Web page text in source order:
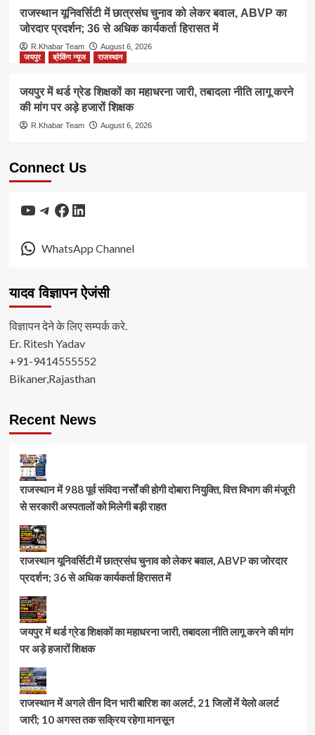
राजस्थान यूनिवर्सिटी में छात्रसंघ चुनाव को लेकर बवाल, ABVP का
जोरदार प्रदर्शन; 36 से अधिक कार्यकर्ता हिरासत में
R.Khabar Team
August 6, 2026
जयपुर
ब्रेकिंग न्यूज राजस्थान
जयपुर में थर्ड ग्रेड शिक्षकों का महाधरना जारी, तबादला नीति लागू करने
की मांग पर अड़े हजारों शिक्षक
R.Khabar Team August 6, 2026
Connect Us
YouTube
Telegram
Facebook
LinkedIn
WhatsApp Channel
यादव विज्ञापन ऐजंसी
विज्ञापन देने के लिए सम्पर्क करे.
Er. Ritesh Yadav
+91-9414555552
Bikaner,Rajasthan
Recent News
राजस्थान में 988 पूर्व संविदा नर्सों की होगी दोबारा नियुक्ति, वित्त विभाग की मंजूरी
से सरकारी अस्पतालों को मिलेगी बड़ी राहत
राजस्थान यूनिवर्सिटी में छात्रसंघ चुनाव को लेकर बवाल, ABVP का जोरदार
प्रदर्शन; 36 से अधिक कार्यकर्ता हिरासत में
जयपुर में थर्ड ग्रेड शिक्षकों का महाधरना जारी, तबादला नीति लागू करने की मांग
पर अड़े हजारों शिक्षक
राजस्थान में अगले तीन दिन भारी बारिश का अलर्ट, 21 जिलों में येलो अलर्ट
जारी; 10 अगस्त तक सक्रिय रहेगा मानसून